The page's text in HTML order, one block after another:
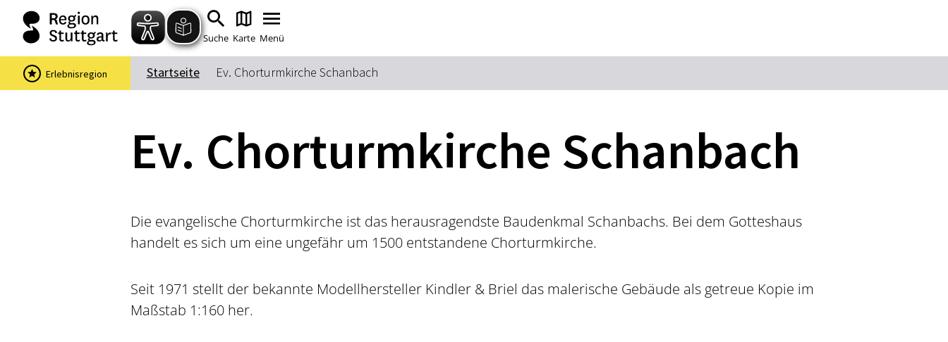
Suche Karte Menü
Suchbegriff
Das könnte Sie interessieren
Wein
Startseite Ev. Chorturmkirche Schanbach
Erlebnisregion
Ev. Chorturmkirche Schanbach
Die evangelische Chorturmkirche ist das herausragendste Baudenkmal Schanbachs. Bei dem Gotteshaus
handelt es sich um eine ungefähr um 1500 entstandene Chorturmkirche.
Seit 1971 stellt der bekannte Modellhersteller Kindler & Briel das malerische Gebäude als getreue Kopie im
Maßstab 1:160 her.